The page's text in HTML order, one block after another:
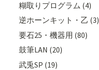
糊取りプログラム (4)
逆ホーンキット・乙 (3)
要石25・機器用 (80)
鼓筆LAN (20)
武兎SP (19)